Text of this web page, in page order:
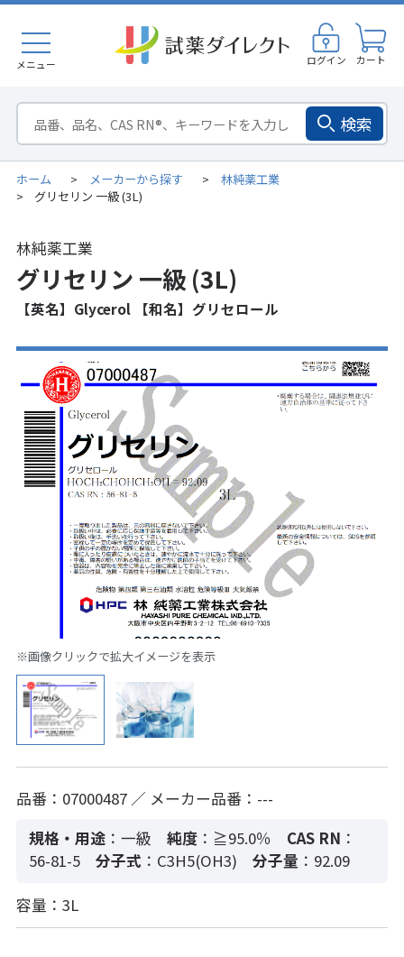
メニュー ログイン カート
検索
ホーム > メーカーから探す > 林純薬工業
> グリセリン 一級 (3L)
林純薬工業
グリセリン 一級 (3L)
【英名】Glycerol 【和名】グリセロール
※画像クリックで拡大イメージを表示
品番：07000487 ／ メーカー品番：---
規格・用途 ：一級 純度：≧95.0％ CAS RN ：
56-81-5
分子式 ：C3H5(OH3) 分子量 ：92.09
容量：3L